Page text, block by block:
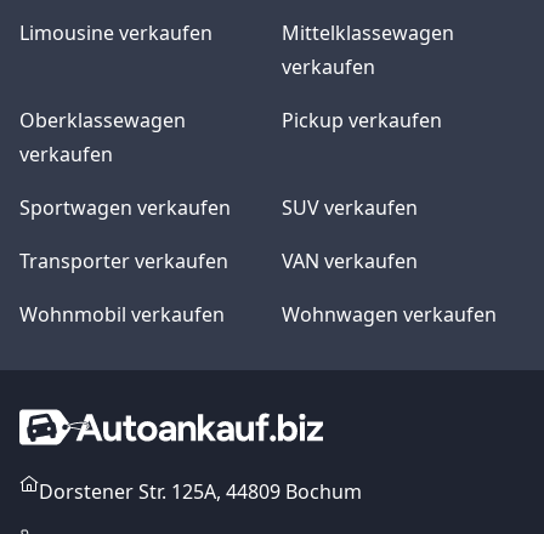
Limousine verkaufen
Mittelklassewagen
verkaufen
Oberklassewagen
verkaufen
Pickup verkaufen
Sportwagen verkaufen
SUV verkaufen
Transporter verkaufen
VAN verkaufen
Wohnmobil verkaufen
Wohnwagen verkaufen
Dorstener Str. 125A, 44809 Bochum